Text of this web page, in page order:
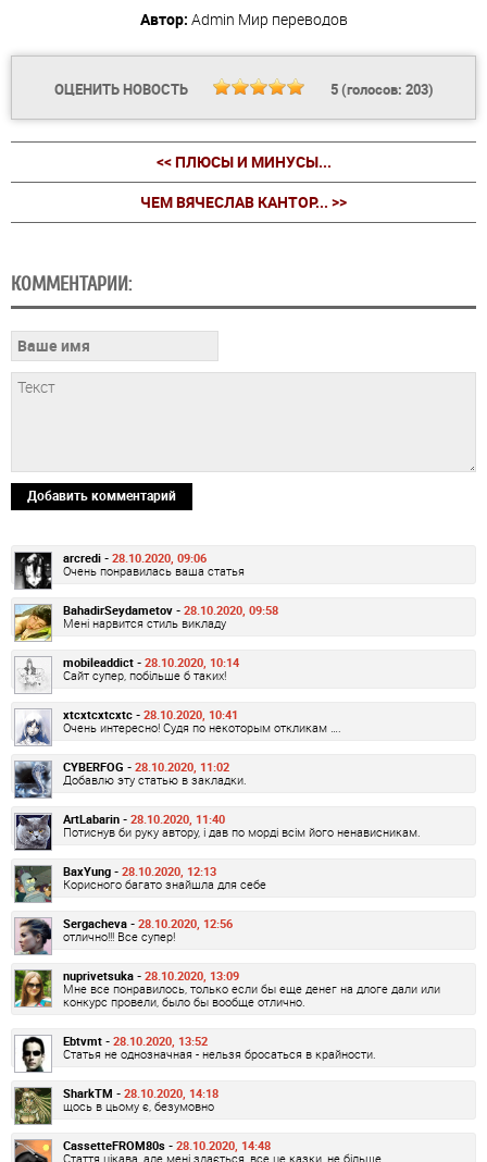
Автор: Admin Мир переводов
ОЦЕНИТЬ НОВОСТЬ 5(голосов: 203)
<< ПЛЮСЫ И МИНУСЫ...
ЧЕМ ВЯЧЕСЛАВ КАНТОР... >>
КОММЕНТАРИИ:
Добавить комментарий
arcredi - 28.10.2020, 09:06
Очень понравилась ваша статья
BahadirSeydametov - 28.10.2020, 09:58
Мені нарвится стиль викладу
mobileaddict - 28.10.2020, 10:14
Сайт супер, побільше б таких!
xtcxtcxtcxtc - 28.10.2020, 10:41
Очень интересно! Судя по некоторым откликам ….
CYBERFOG - 28.10.2020, 11:02
Добавлю эту статью в закладки.
ArtLabarin - 28.10.2020, 11:40
Потиснув би руку автору, і дав по морді всім його ненависникам.
BaxYung - 28.10.2020, 12:13
Корисного багато знайшла для себе
Sergacheva - 28.10.2020, 12:56
отлично!!! Все супер!
nuprivetsuka - 28.10.2020, 13:09
Мне все понравилось, только если бы еще денег на длоге дали или
конкурс провели, было бы вообще отлично.
Ebtvmt - 28.10.2020, 13:52
Статья не однозначная - нельзя бросаться в крайности.
SharkTM - 28.10.2020, 14:18
щось в цьому є, безумовно
CassetteFROM80s - 28.10.2020, 14:48
Стаття цікава, але мені здається, все це казки, не більше.